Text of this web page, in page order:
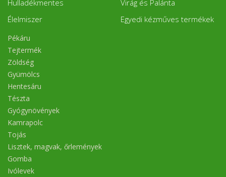
Hulladékmentes
Élelmiszer
Pékáru
Tejtermék
Zöldség
Gyümölcs
Hentesáru
Tészta
Gyógynövények
Kamrapolc
Tojás
Lisztek, magvak, őrlemények
Gomba
Ivólevek
Virág és Palánta
Egyedi kézműves termékek